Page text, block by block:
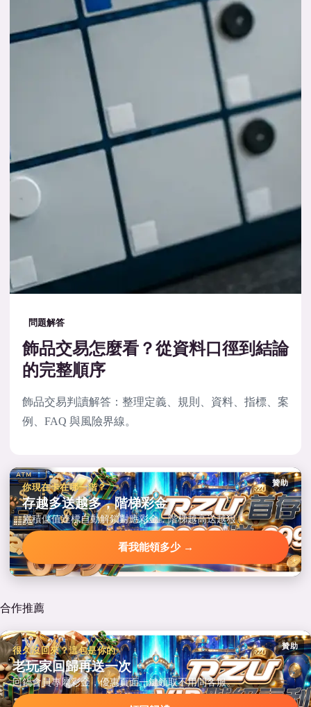
問題解答
飾品交易怎麼看？從資料口徑到結論
的完整順序
飾品交易判讀解答：整理定義、規則、資料、指標、案
例、FAQ 與風險界線。
贊助
你現在卡在哪一階？
存越多送越多，階梯彩金
累積儲值達標自動解鎖對應彩金，階梯越高送越狠。
看我能領多少 →
合作推薦
贊助
很久沒回來？這包是你的
老玩家回歸再送一次
回鍋會員專屬彩金，優惠頁面一鍵領取不用問客服。